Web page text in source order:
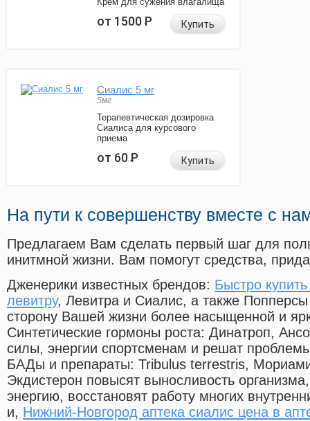
от 1500Р Купить
Сиалис 5 мг
5мг
Терапевтическая дозировка
Сиалиса для курсового
приема
от 60Р Купить
На пути к совершенству вместе с
Предлагаем Вам сделать первый шаг для
инитмной жизни. Вам помогут средства,
Дженерики известных брендов: Быстро
левитру, Левитра и Сиалис, а также
сторону Вашей жизни более насыщенной и
Синтетические гормоны роста: Динатроп,
силы, энергии спортсменам и решат
БАДы и препараты: Tribulus terrestris,
Экдистерон повысят выносливость
энергию, восстановят работу многих
и, Нижний-Новгород аптека сиалис цена в